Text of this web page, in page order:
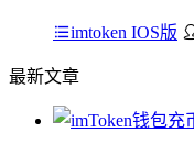
imtoken IOS版
最新文章